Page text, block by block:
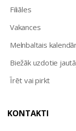
Filiāles
Vakances
Melnbaltais
Biežāk uzdotie
Īrēt vai pirkt
KONTAKTI